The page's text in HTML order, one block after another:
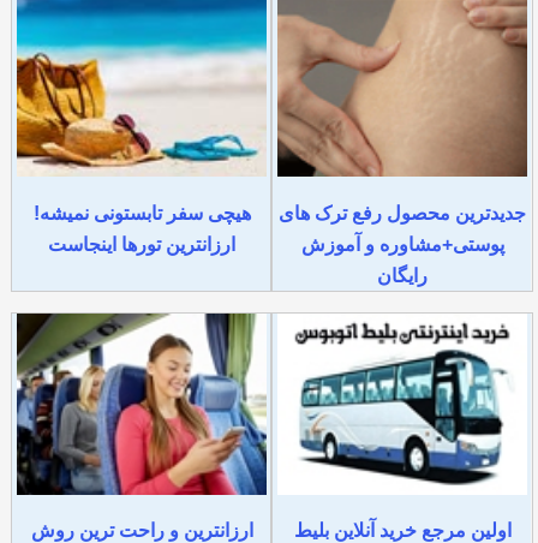
جدیدترین محصول رفع ترک های
پوستی+مشاوره و آموزش
رایگان
هیچی سفر تابستونی نمیشه!
ارزانترین تورها اینجاست
اولین مرجع خرید آنلاین بلیط
ارزانترین و راحت ترین روش